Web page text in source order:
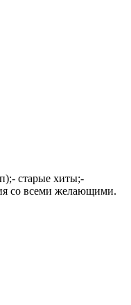
старые хиты;-
со всеми желающими.